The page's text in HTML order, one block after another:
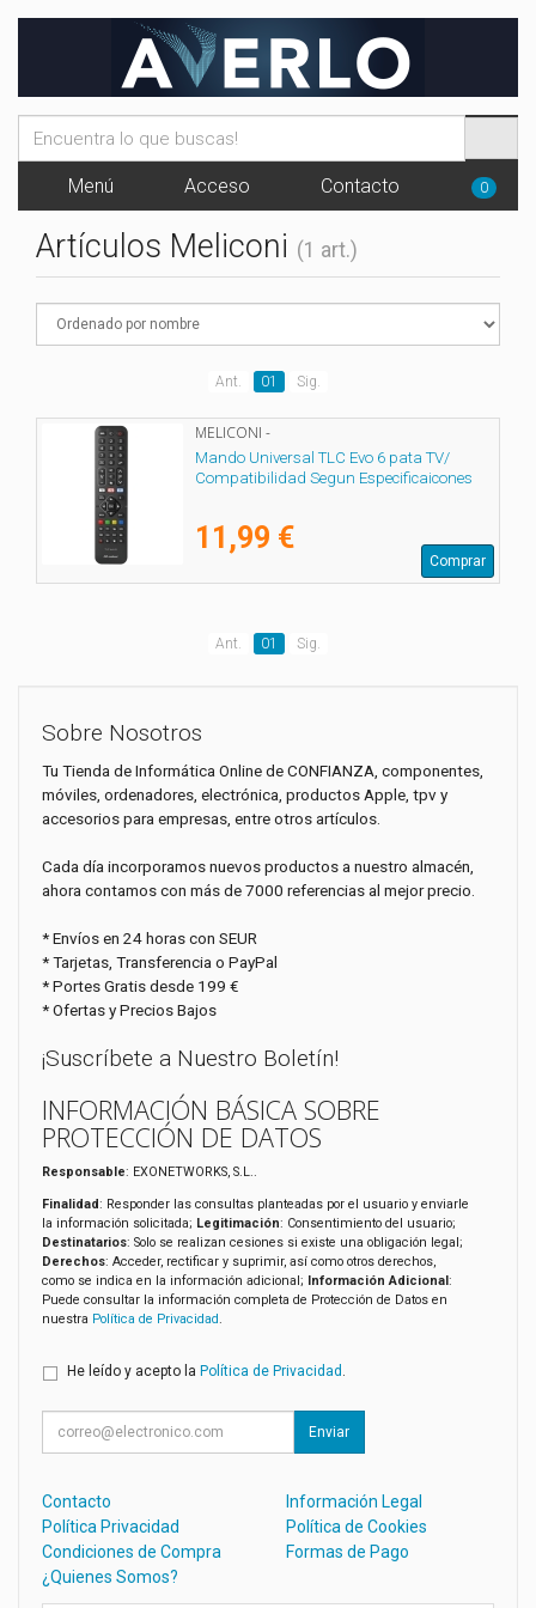
Menú Acceso Contacto 0
Artículos Meliconi (1 art.)
Ant. 01 Sig.
MELICONI -
Mando Universal TLC Evo 6 pata TV/
Compatibilidad Segun Especificaicones
11,99 €
Comprar
Ant. 01 Sig.
Sobre Nosotros
Tu Tienda de Informática Online de CONFIANZA, componentes,
móviles, ordenadores, electrónica, productos Apple, tpv y
accesorios para empresas, entre otros artículos.
Cada día incorporamos nuevos productos a nuestro almacén,
ahora contamos con más de 7000 referencias al mejor precio.
* Envíos en 24 horas con SEUR
* Tarjetas, Transferencia o PayPal
* Portes Gratis desde 199 €
* Ofertas y Precios Bajos
¡Suscríbete a Nuestro Boletín!
INFORMACIÓN BÁSICA SOBRE
PROTECCIÓN DE DATOS
Responsable: EXONETWORKS, S.L..
Finalidad: Responder las consultas planteadas por el usuario y enviarle
la información solicitada; Legitimación: Consentimiento del usuario;
Destinatarios: Solo se realizan cesiones si existe una obligación legal;
Derechos: Acceder, rectificar y suprimir, así como otros derechos,
como se indica en la información adicional; Información Adicional:
Puede consultar la información completa de Protección de Datos en
nuestra Política de Privacidad.
He leído y acepto la Política de Privacidad .
Enviar
Contacto
Información Legal
Política Privacidad
Política de Cookies
Condiciones de Compra
Formas de Pago
¿Quienes Somos?